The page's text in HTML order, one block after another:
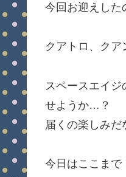
今回お迎えした
クアトロ、クア
スペースエイ
せようか…？
届くの楽しみだ
今日はここまで